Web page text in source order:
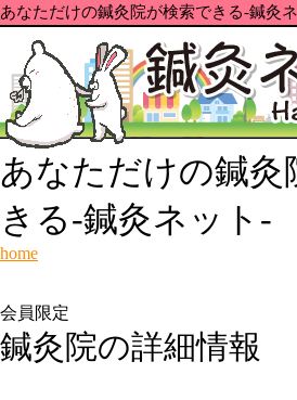
あなただけの鍼灸院が検索できる-鍼灸
あなただけの鍼灸
きる-鍼灸ネット-
home
会員限定
鍼灸院の詳細情報